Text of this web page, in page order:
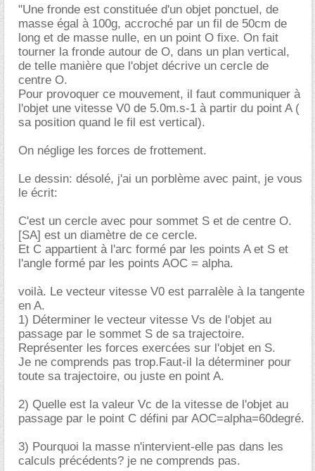
"Une fronde est constituée d'un objet ponctuel, de
masse égal à 100g, accroché par un fil de 50cm de
long et de masse nulle, en un point O fixe. On fait
tourner la fronde autour de O, dans un plan vertical,
de telle manière que l'objet décrive un cercle de
centre O.
Pour provoquer ce mouvement, il faut communiquer à
l'objet une vitesse V0 de 5.0m.s-1 à partir du point A (
sa position quand le fil est vertical).
On néglige les forces de frottement.
Le dessin: désolé, j'ai un porblème avec paint, je vous
le écrit:
C'est un cercle avec pour sommet S et de centre O.
[SA] est un diamètre de ce cercle.
Et C appartient à l'arc formé par les points A et S et
l'angle formé par les points AOC = alpha.
voilà. Le vecteur vitesse V0 est parralèle à la tangente
en A.
1) Déterminer le vecteur vitesse Vs de l'objet au
passage par le sommet S de sa trajectoire.
Représenter les forces exercées sur l'objet en S.
Je ne comprends pas trop.Faut-il la déterminer pour
toute sa trajectoire, ou juste en point A.
2) Quelle est la valeur Vc de la vitesse de l'objet au
passage par le point C défini par AOC=alpha=60degré.
3) Pourquoi la masse n'intervient-elle pas dans les
calculs précédents? je ne comprends pas.